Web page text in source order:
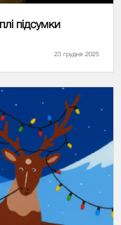
підсумки
23 грудня 2025